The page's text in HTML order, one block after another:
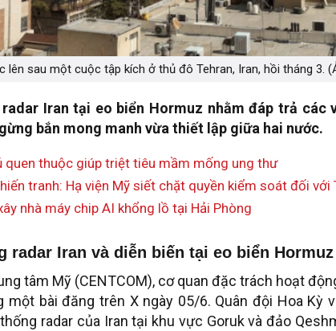
lên sau một cuộc tập kích ở thủ đô Tehran, Iran, hồi tháng 3.
Iran tại eo biển Hormuz nhằm đáp trả các
bắn mong manh vừa thiết lập giữa hai nước.
quen thuộc giúp triệt tiêu mầm mống ung thư
tranh: Hạ viện Mỹ siết chặt quyền kiểm soát đối với
nhà máy chip AI khổng lồ tại Hải Phòng
radar Iran và diễn biến tại eo biển Hormuz
tâm Mỹ (CENTCOM), cơ quan đặc trách hoạt
một bài đăng trên X ngày 05/6. Quân đội Hoa Kỳ
radar của Iran tại khu vực Goruk và đảo